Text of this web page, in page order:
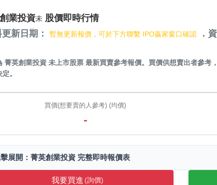
業投資未 股價即時行情
更新日期：暫無更新報價，可於下方聯繫 IPO贏家窗口確認
．
菁英創業投資 未上市股票 最新買賣參考報價。買價供想賣出者參考
。
買價(想要賣的人參考) (均價)
-
展開：菁英創業投資 完整即時報價表
我要買進 (詢價)